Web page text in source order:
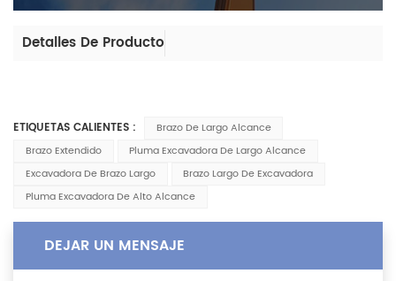
Detalles De Producto
ETIQUETAS CALIENTES :
Brazo De Largo Alcance
Brazo Extendido
Pluma Excavadora De Largo Alcance
Excavadora De Brazo Largo
Brazo Largo De Excavadora
Pluma Excavadora De Alto Alcance
DEJAR UN MENSAJE